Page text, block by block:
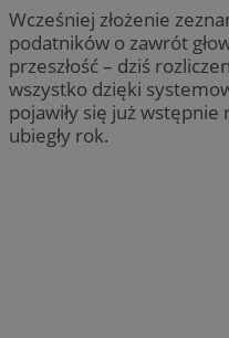
Wcześniej złożenie
podatników o zawrót
przeszłość – dziś
wszystko dzięki
pojawiły się już wstępnie
ubiegły rok.